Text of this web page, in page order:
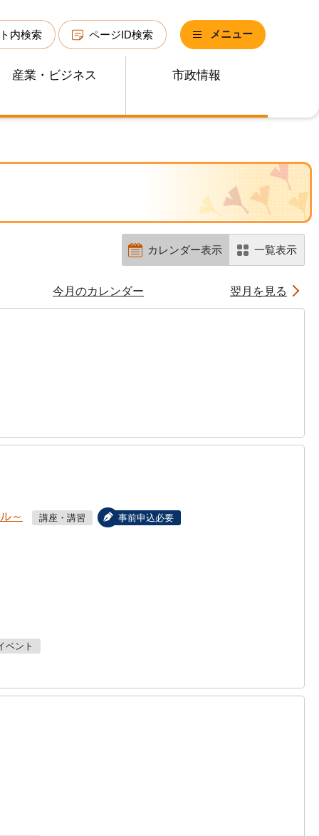
内検索 ページID検索 メニュー
産業・ビジネス 市政情報
カレンダー表示 一覧表示
今月のカレンダー 翌月を見る
～ 講座・講習 事前申込必要
ベント